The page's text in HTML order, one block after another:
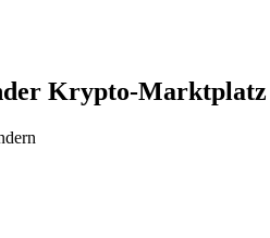
Krypto-Marktplatz